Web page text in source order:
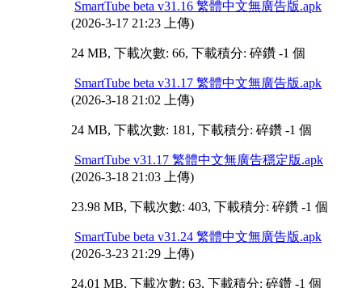
SmartTube beta v31.16 繁體中文無廣告版.apk
(2026-3-17 21:23 上傳)
24 MB, 下載次數: 66, 下載積分: 碎鑽 -1 個
SmartTube beta v31.17 繁體中文無廣告版.apk
(2026-3-18 21:02 上傳)
24 MB, 下載次數: 181, 下載積分: 碎鑽 -1 個
SmartTube v31.17 繁體中文無廣告穩定版.apk
(2026-3-18 21:03 上傳)
23.98 MB, 下載次數: 403, 下載積分: 碎鑽 -1 個
SmartTube beta v31.24 繁體中文無廣告版.apk
(2026-3-23 21:29 上傳)
24.01 MB, 下載次數: 63, 下載積分: 碎鑽 -1 個